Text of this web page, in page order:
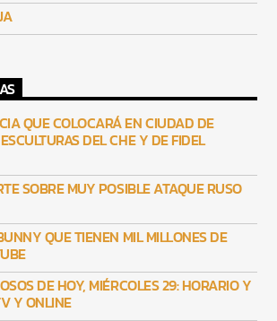
QUE COLOCARÁ EN CIUDAD DE
DEL CHE Y DE FIDEL
SOBRE MUY POSIBLE ATAQUE RUSO
QUE TIENEN MIL MILLONES DE
DE HOY, MIÉRCOLES 29: HORARIO Y
Y ONLINE